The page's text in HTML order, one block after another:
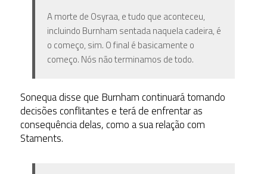
A morte de Osyraa, e tudo que aconteceu,
incluindo Burnham sentada naquela cadeira, é
o começo, sim. O final é basicamente o
começo. Nós não terminamos de todo.
Sonequa disse que Burnham continuará tomando
decisões conflitantes e terá de enfrentar as
consequência delas, como a sua relação com
Staments.